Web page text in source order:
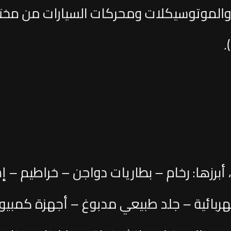
ومحركات السيارات من
أبرزها: رخام – بطاريات دواجن –
– جلد طبيعي مدبوغ – أجهزة